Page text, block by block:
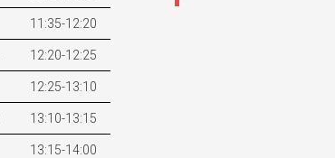
11:35-12:20
12:20-12:25
12:25-13:10
13:10-13:15
13:15-14:00